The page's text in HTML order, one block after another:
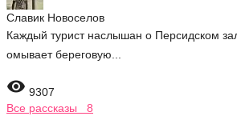
Славик Новоселов
Каждый турист наслышан о Персидском
омывает береговую...
 9307
Все рассказы 8